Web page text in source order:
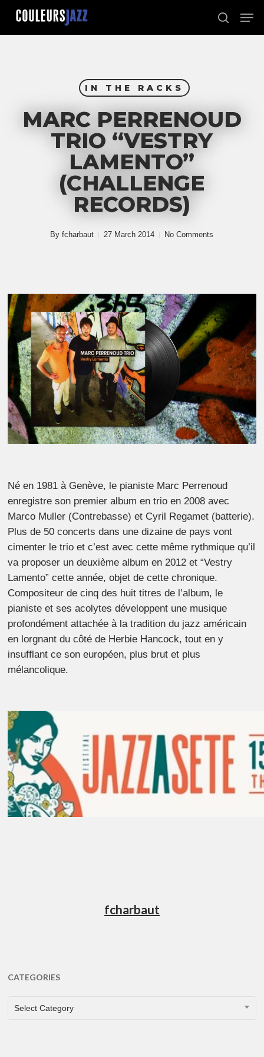
Skip
main
search
IN THE RACKS
MARC PERRENOUD
TRIO “VESTRY
LAMENTO”
(CHALLENGE
RECORDS)
By fcharbaut 27 March 2014 No Comments
Né en 1981 à Genève, le pianiste Marc Perrenoud
enregistre son premier album en trio en 2008 avec
Marco Muller (Contrebasse) et Cyril Regamet (batterie).
Plus de 50 concerts dans une dizaine de pays vont
cimenter le trio et c’est avec cette même rythmique qu’il
va proposer un deuxième album en 2012 et “Vestry
Lamento” cette année, objet de cette chronique.
Compositeur de cinq des huit titres de l’album, le
pianiste et ses acolytes développent une musique
profondément attachée à la tradition du jazz américain
en lorgnant du côté de Herbie Hancock, tout en y
insufflant ce son européen, plus brut et plus
mélancolique.
fcharbaut
CATEGORIES
CATEGORIES
Select Category
Close